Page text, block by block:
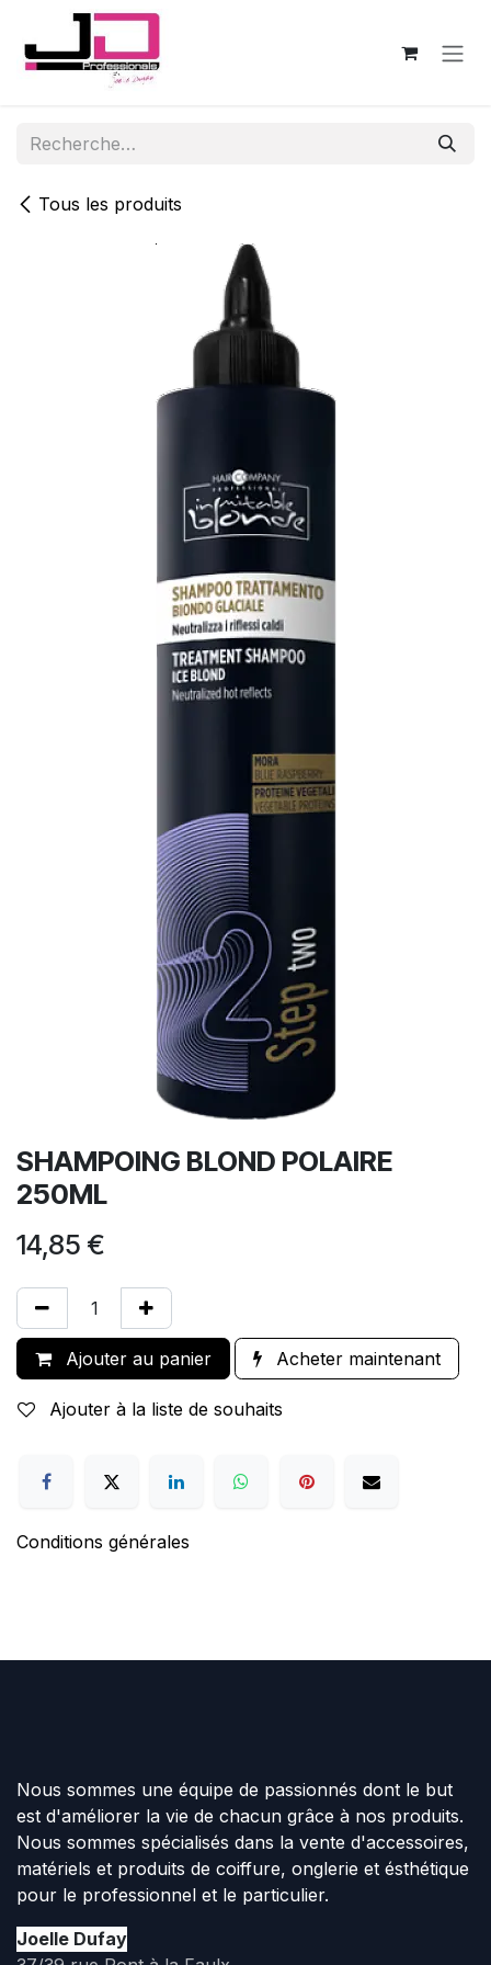
Se rendre au contenu
Tous les produits
SHAMPOING BLOND POLAIRE
250ML
14,85 €
Ajouter au panier Acheter maintenant
Ajouter à la liste de souhaits
Conditions générales
Nous sommes une équipe de passionnés dont le but
est d'améliorer la vie de chacun grâce à nos produits.
Nous sommes spécialisés dans la vente d'accessoires,
matériels et produits de coiffure, onglerie et ésthétique
pour le professionnel et le particulier.
Joelle Dufay